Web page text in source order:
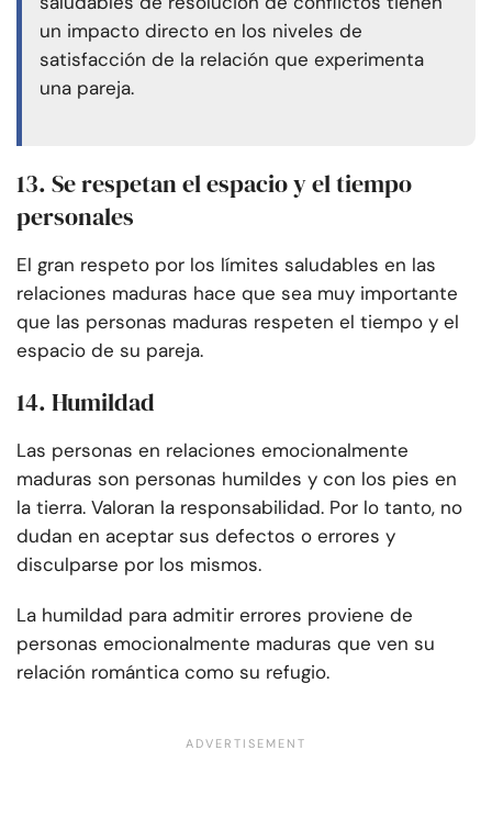
un impacto directo en los niveles de
satisfacción de la relación que experimenta
una pareja.
13. Se respetan el espacio y el tiempo
personales
El gran respeto por los límites saludables en las
relaciones maduras hace que sea muy importante
que las personas maduras respeten el tiempo y el
espacio de su pareja.
14. Humildad
Las personas en relaciones emocionalmente
maduras son personas humildes y con los pies en
la tierra. Valoran la responsabilidad. Por lo tanto, no
dudan en aceptar sus defectos o errores y
disculparse por los mismos.
La humildad para admitir errores proviene de
personas emocionalmente maduras que ven su
relación romántica como su refugio.